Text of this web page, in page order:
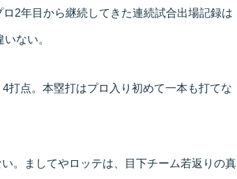
2年目から継続してきた連続試合出場記録は
ない。
打点。本塁打はプロ入り初めて一本も打てな
。ましてやロッテは、目下チーム若返りの真